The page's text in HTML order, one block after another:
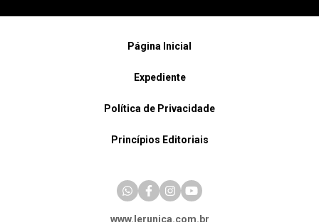
Página Inicial
Expediente
Política de Privacidade
Princípios Editoriais
www.lerunica.com.br